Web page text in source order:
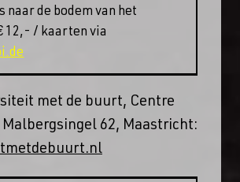
naar de bodem van het
12,- / kaarten via
met de buurt, Centre
62, Maastricht: